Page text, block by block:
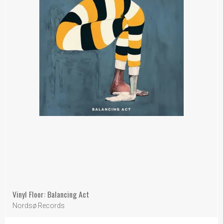
Vinyl Floor: Balancing Act
Nordsø Records